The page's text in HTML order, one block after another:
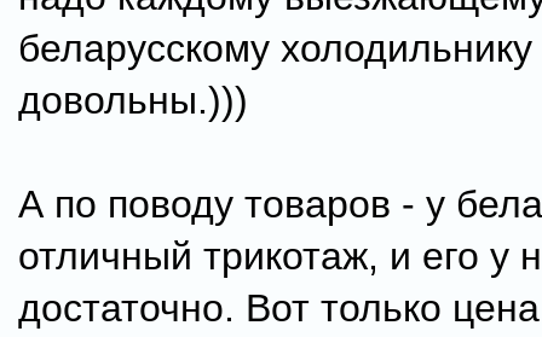
беларусскому
довольны.)))
А по поводу товаров - у
отличный трикотаж, и его у
достаточно. Вот только